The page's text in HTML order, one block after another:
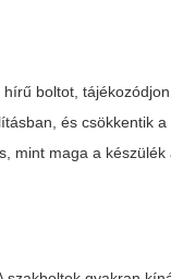
boltot,
és csökkentik a
mint maga a készülék